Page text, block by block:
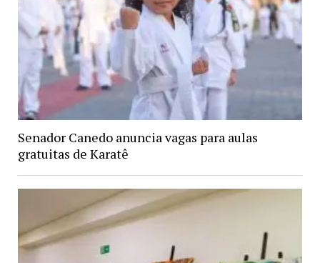
Senador Canedo anuncia vagas para aulas
gratuitas de Karatê